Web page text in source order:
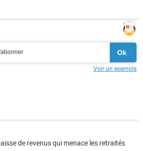
Voir un exemple
de revenus qui menace les retraités